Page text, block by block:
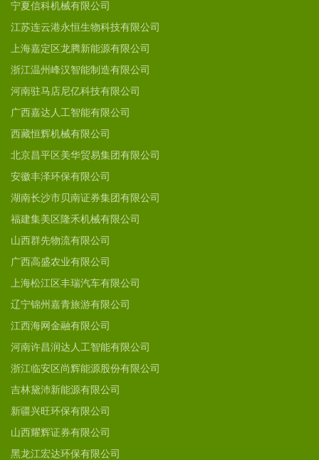
宁夏信科机械有限公司
江苏连云港永恒生物科技有限公司
上海嘉定区龙腾新能源有限公司
浙江温州峰汉智能制造有限公司
河南驻马店尼亿科技有限公司
广西嘉达人工智能有限公司
西藏恒辉机械有限公司
北京昌平区美华贸易集团有限公司
安徽丰泽环保有限公司
湖南长沙市贝南证券集团有限公司
福建集美区隆禾机械有限公司
山西群先物流有限公司
广西高盛农业有限公司
上海松江区丰瑞汽车有限公司
辽宁锦州嘉青旅游有限公司
江西海网金融有限公司
河南许昌润达人工智能有限公司
浙江临安区尚辉能源股份有限公司
吉林黛沛新能源有限公司
新疆兴旺环保有限公司
山西耀辉证券有限公司
黑龙江宏达环保有限公司